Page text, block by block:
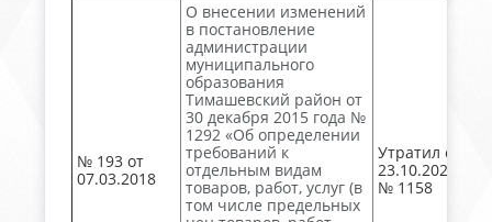
№ 193 от
07.03.2018
О внесении изменений
в постановление
администрации
муниципального
образования
Тимашевский район от
30 декабря 2015 года №
1292 «Об определении
требований к
отдельным видам
товаров, работ, услуг (в
том числе предельных
Утратил силу
23.10.2020
№ 1158